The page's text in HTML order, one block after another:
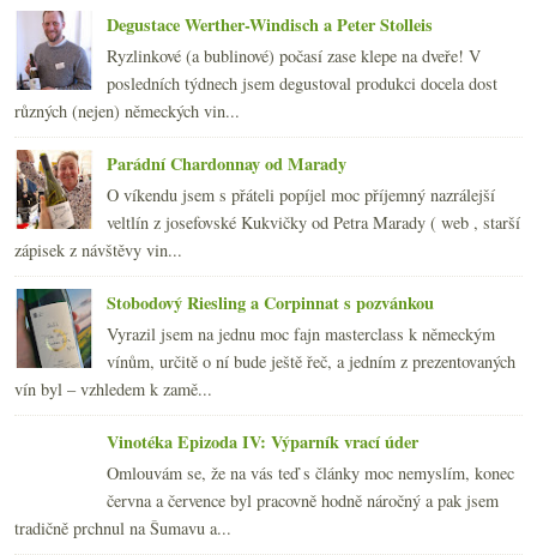
►března(23)
►února (20)
►ledna (20)
►2008(270)
►2007(108)
Degustace Werther-Windisch a Peter Stolleis
Ryzlinkové (a bublinové) počasí zase klepe na dveře! V
posledních týdnech jsem degustoval produkci docela dost
různých (nejen) německých vin...
Parádní Chardonnay od Marady
O víkendu jsem s přáteli popíjel moc příjemný nazrálejší
veltlín z josefovské Kukvičky od Petra Marady ( web , starší
zápisek z návštěvy vin...
Stobodový Riesling a Corpinnat s pozvánkou
Vyrazil jsem na jednu moc fajn masterclass k německým
vínům, určitě o ní bude ještě řeč, a jedním z prezentovaných
vín byl – vzhledem k zamě...
Vinotéka Epizoda IV: Výparník vrací úder
Omlouvám se, že na vás teď s články moc nemyslím, konec
června a července byl pracovně hodně náročný a pak jsem
tradičně prchnul na Šumavu a...